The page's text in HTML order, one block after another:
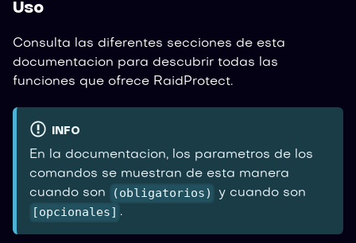
Uso
Consulta las diferentes secciones de esta
documentacion para descubrir todas las
funciones que ofrece RaidProtect.
INFO
En la documentacion, los parametros de los
comandos se muestran de esta manera
cuando son
(obligatorios) y cuando son
[opcionales] .